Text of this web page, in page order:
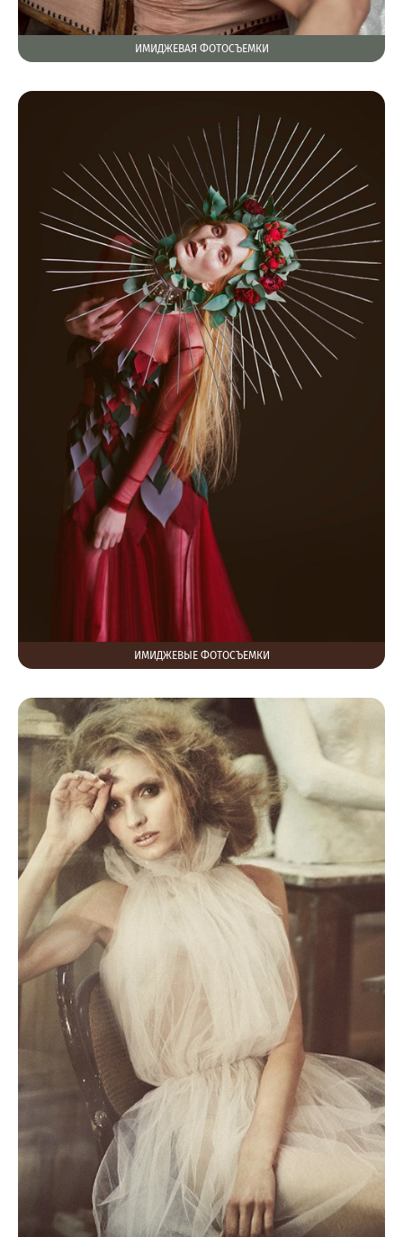
ИМИДЖЕВАЯ ФОТОСЪЕМКИ
ИМИДЖЕВЫЕ ФОТОСЪЕМКИ